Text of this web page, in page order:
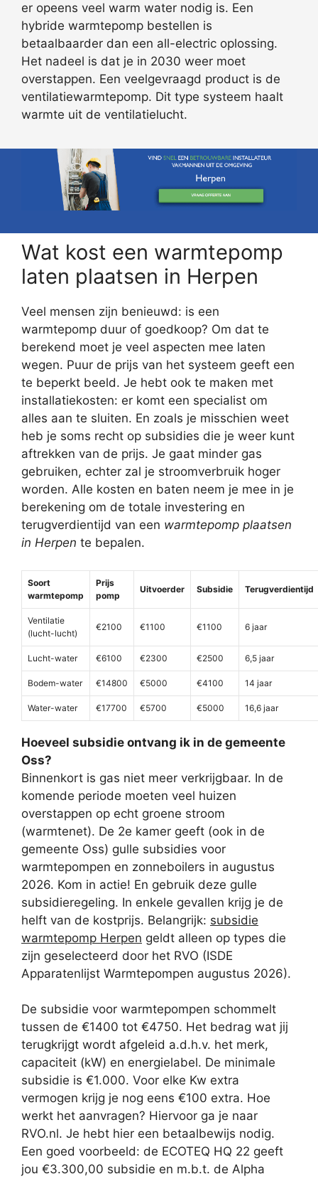
er opeens veel warm water nodig is. Een
hybride warmtepomp bestellen is
betaalbaarder dan een all-electric oplossing.
Het nadeel is dat je in 2030 weer moet
overstappen. Een veelgevraagd product is de
ventilatiewarmtepomp. Dit type systeem haalt
warmte uit de ventilatielucht.
Wat kost een warmtepomp
laten plaatsen in Herpen
Veel mensen zijn benieuwd: is een
warmtepomp duur of goedkoop? Om dat te
berekend moet je veel aspecten mee laten
wegen. Puur de prijs van het systeem geeft een
te beperkt beeld. Je hebt ook te maken met
installatiekosten: er komt een specialist om
alles aan te sluiten. En zoals je misschien weet
heb je soms recht op subsidies die je weer kunt
aftrekken van de prijs. Je gaat minder gas
gebruiken, echter zal je stroomverbruik hoger
worden. Alle kosten en baten neem je mee in je
berekening om de totale investering en
terugverdientijd van een warmtepomp plaatsen
in Herpen te bepalen.
Soort
warmtepomp
Prijs
pomp
Uitvoerder Subsidie Terugverdientijd
Ventilatie
(lucht-lucht)
€2100 €1100 €1100 6 jaar
Lucht-water €6100 €2300 €2500 6,5 jaar
Bodem-water €14800 €5000 €4100 14 jaar
Water-water €17700 €5700 €5000 16,6 jaar
Hoeveel subsidie ontvang ik in de gemeente
Oss?
Binnenkort is gas niet meer verkrijgbaar. In de
komende periode moeten veel huizen
overstappen op echt groene stroom
(warmtenet). De 2e kamer geeft (ook in de
gemeente Oss) gulle subsidies voor
warmtepompen en zonneboilers in augustus
2026. Kom in actie! En gebruik deze gulle
subsidieregeling. In enkele gevallen krijg je de
helft van de kostprijs. Belangrijk: subsidie
warmtepomp Herpen geldt alleen op types die
zijn geselecteerd door het RVO (ISDE
Apparatenlijst Warmtepompen augustus 2026).
De subsidie voor warmtepompen schommelt
tussen de €1400 tot €4750. Het bedrag wat jij
terugkrijgt wordt afgeleid a.d.h.v. het merk,
capaciteit (kW) en energielabel. De minimale
subsidie is €1.000. Voor elke Kw extra
vermogen krijg je nog eens €100 extra. Hoe
werkt het aanvragen? Hiervoor ga je naar
RVO.nl. Je hebt hier een betaalbewijs nodig.
Een goed voorbeeld: de ECOTEQ HQ 22 geeft
jou €3.300,00 subsidie en m.b.t. de Alpha